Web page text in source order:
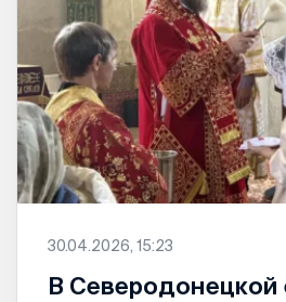
30.04.2026, 15:23
В Северодонецкой